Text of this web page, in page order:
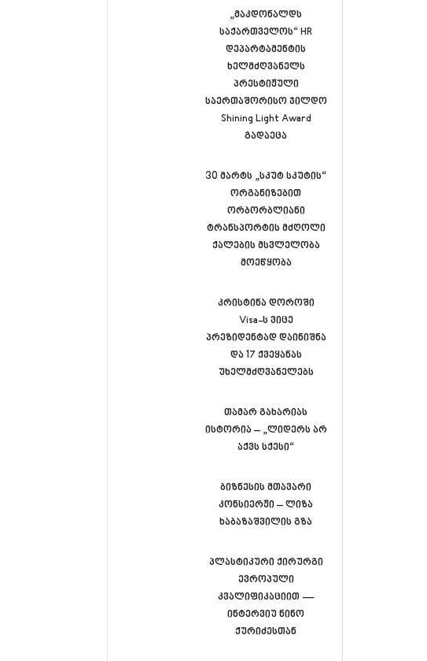
„მაკდონალდს
საქართველოს“ HR
დეპარტამენტის
ხელმძღვანელს
პრესტიჟული
საერთაშორისო ჯილდო
Shining Light Award
გადაეცა
30 მარტს „სკუტ სკუტის“
ორგანიზებით
ორბორბლიანი
ტრანსპორტის მძღოლი
ქალების მსვლელობა
მოეწყობა
კრისტინა დოროში
Visa-ს ვიცე
პრეზიდენტად დაინიშნა
და 17 ქვეყანას
უხელმძღვანელებს
თამარ გახარიას
ისტორია – „ლიდერს არ
აქვს სქესი“
ბიზნესის მთავარი
კონსიერჟი – ლიზა
ხაბაზაშვილის გზა
პლასტიკური ქირურგი
ევროპული
კვალიფიკაციით —
ინტერვიუ ნინო
ქურიძესთან